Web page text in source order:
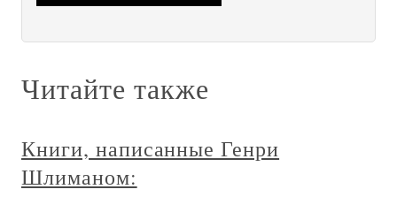
Читайте также
Книги, написанные Генри
Шлиманом: